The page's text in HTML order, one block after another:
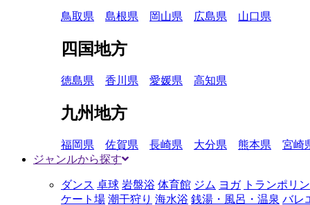
鳥取県 島根県 岡山県 広島県 山口県
四国地方
徳島県 香川県 愛媛県 高知県
九州地方
福岡県 佐賀県 長崎県 大分県 熊本県 宮崎
ジャンルから探す
ダンス 卓球 岩盤浴 体育館 ジム ヨガ トランポリン
ケート場 潮干狩り 海水浴 銭湯・風呂・温泉 バレ